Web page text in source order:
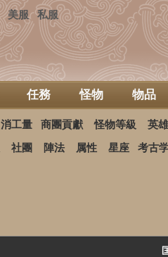
美服 私服
任務 怪物 物品
消工量 商團貢獻 怪物等級 英
社團 陣法 属性 星座 考古